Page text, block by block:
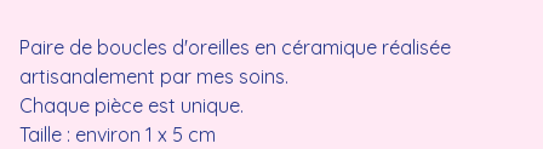
Paire de boucles d'oreilles en céramique réalisée
artisanalement par mes soins.
Chaque pièce est unique.
Taille : environ 1 x 5 cm